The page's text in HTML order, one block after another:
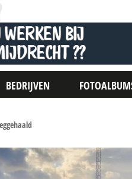
BEDRIJVEN